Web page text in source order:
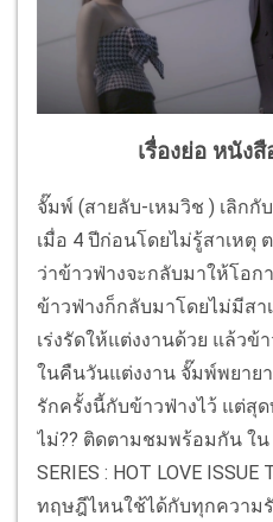
เรื่องย่อ หนังสื
จั๊มพ์ (สายลับ-เหมวิช ) เลิก
เมื่อ 4 ปีก่อนโดยไม่รู้สาเหตุ
ว่าข้าวฟ่างจะกลับมาให้โอก
ข้าวฟ่างก็กลับมาโดยไม่มีสา
เร่งรัดให้แต่งงานด้วย แล้ว
ในคืนวันแต่งงาน จั๊มพ์พยาย
รักครั้งนี้กับข้าวฟ่างไว้ แต่สุ
ไม่?? ติดตามชมพร้อมกัน ใน
SERIES : HOT LOVE ISSUE
ทฤษฎีไหนใช้ได้กับทุกความรั